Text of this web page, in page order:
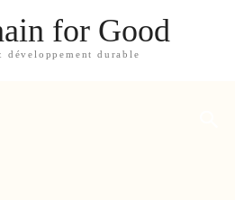
for Good
développement durable